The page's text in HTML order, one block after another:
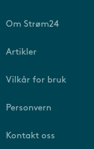
Om Strøm24
Artikler
Vilkår for bruk
Personvern
Kontakt oss